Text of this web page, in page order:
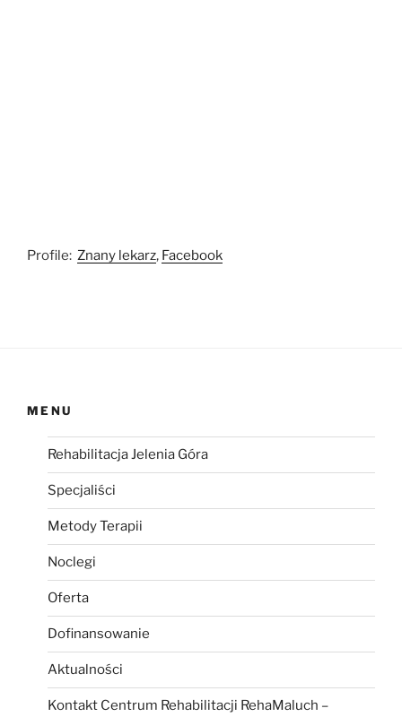
Profile: Znany lekarz, Facebook
MENU
Rehabilitacja Jelenia Góra
Specjaliści
Metody Terapii
Noclegi
Oferta
Dofinansowanie
Aktualności
Kontakt Centrum Rehabilitacji RehaMaluch –